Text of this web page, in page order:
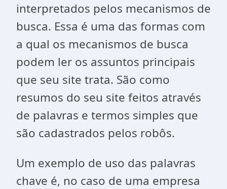
interpretados pelos mecanismos de
busca. Essa é uma das formas com
a qual os mecanismos de busca
podem ler os assuntos principais
que seu site trata. São como
resumos do seu site feitos através
de palavras e termos simples que
são cadastrados pelos robôs.
Um exemplo de uso das palavras
chave é, no caso de uma empresa